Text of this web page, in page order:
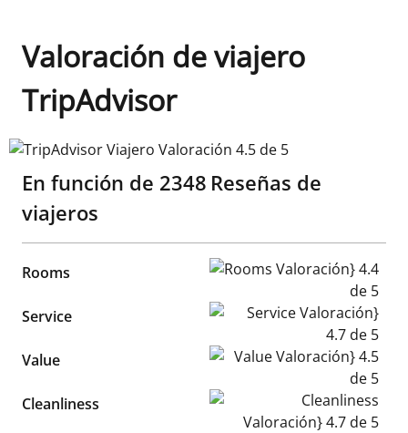
Valoración de viajero
TripAdvisor
TripAdvisor Viajero Valoración 4.5 de 5
En función de 2348 Reseñas de
viajeros
Rooms Rooms Valoración} 4.4 de 5
Service Service Valoración} 4.7 de 5
Value Value Valoración} 4.5 de 5
Cleanliness Cleanliness Valoración} 4.7